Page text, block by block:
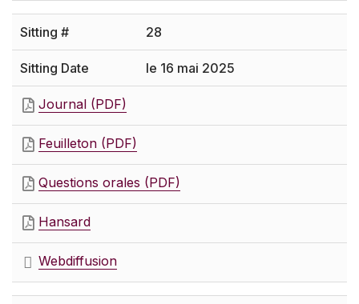
28
le 16 mai 2025
Journal (PDF)
Feuilleton (PDF)
Questions orales (PDF)
Hansard
Webdiffusion